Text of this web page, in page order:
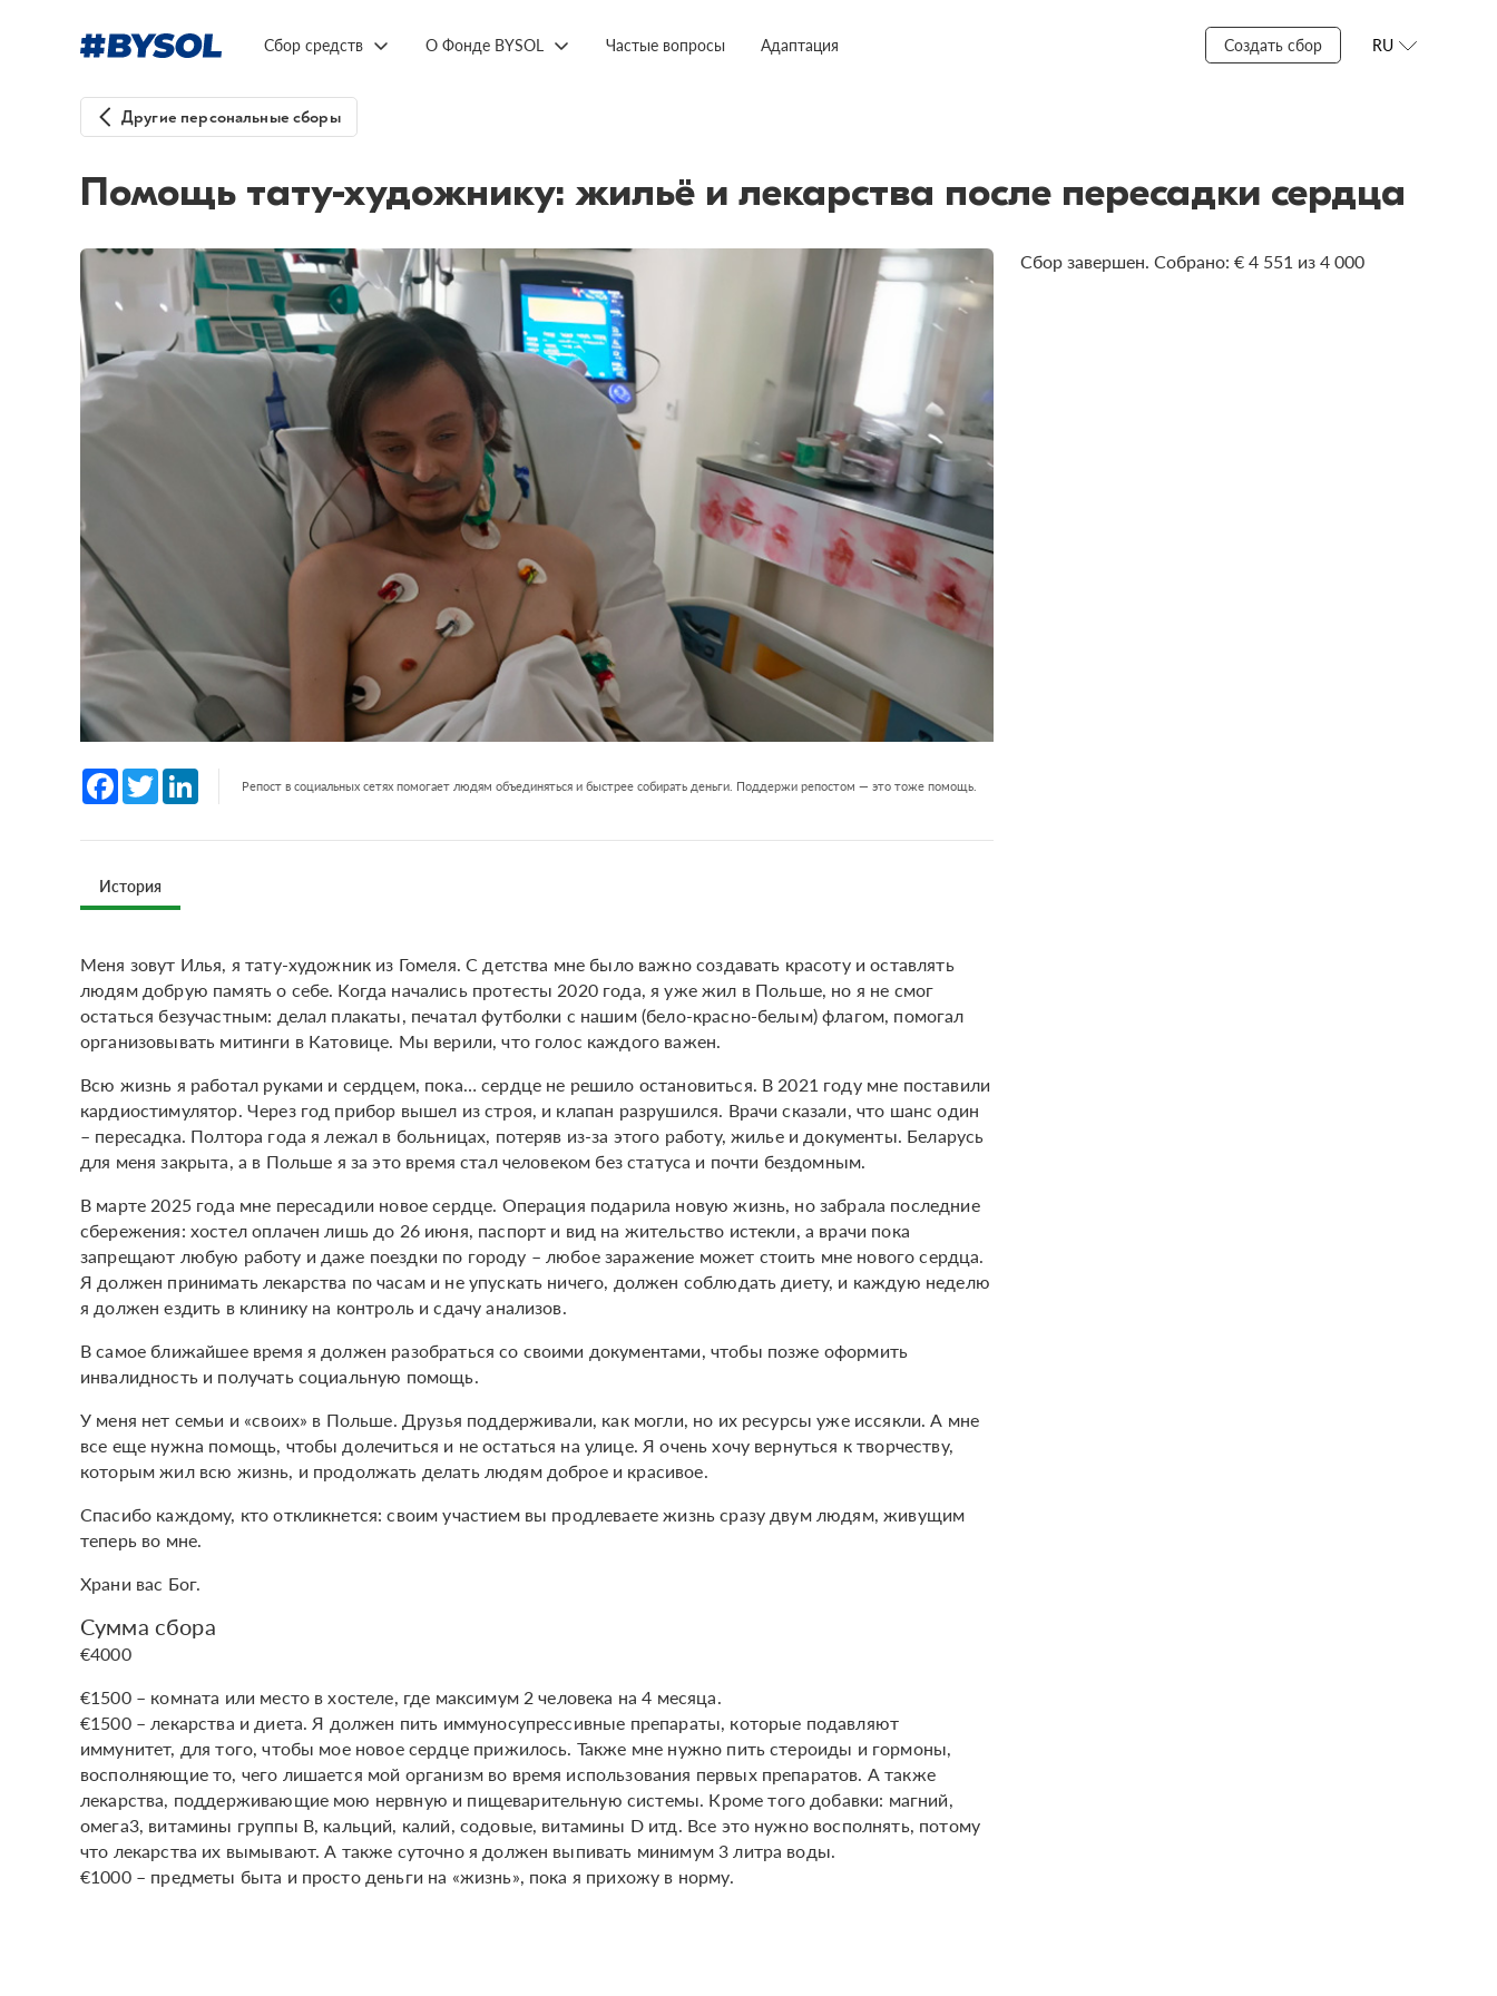
Сбор средств О Фонде BYSOL Частые вопросы Адаптация Создать сбор RU
Другие персональные сборы
Помощь тату-художнику: жильё и лекарства после пересадки сердца
Facebook
Twitter LinkedInРепост в социальных сетях помогает людям объединяться и быстрее собирать деньги. Поддержи репостом — это тоже помощь.
История
Меня зовут Илья, я тату-художник из Гомеля. С детства мне было важно создавать красоту и оставлять
людям добрую память о себе. Когда начались протесты 2020 года, я уже жил в Польше, но я не смог
остаться безучастным: делал плакаты, печатал футболки с нашим (бело-красно-белым) флагом, помогал
организовывать митинги в Катовице. Мы верили, что голос каждого важен.
Всю жизнь я работал руками и сердцем, пока… сердце не решило остановиться. В 2021 году мне поставили
кардиостимулятор. Через год прибор вышел из строя, и клапан разрушился. Врачи сказали, что шанс один
– пересадка. Полтора года я лежал в больницах, потеряв из-за этого работу, жилье и документы. Беларусь
для меня закрыта, а в Польше я за это время стал человеком без статуса и почти бездомным.
В марте 2025 года мне пересадили новое сердце. Операция подарила новую жизнь, но забрала последние
сбережения: хостел оплачен лишь до 26 июня, паспорт и вид на жительство истекли, а врачи пока
запрещают любую работу и даже поездки по городу – любое заражение может стоить мне нового сердца.
Я должен принимать лекарства по часам и не упускать ничего, должен соблюдать диету, и каждую неделю
я должен ездить в клинику на контроль и сдачу анализов.
В самое ближайшее время я должен разобраться со своими документами, чтобы позже оформить
инвалидность и получать социальную помощь.
У меня нет семьи и «своих» в Польше. Друзья поддерживали, как могли, но их ресурсы уже иссякли. А мне
все еще нужна помощь, чтобы долечиться и не остаться на улице. Я очень хочу вернуться к творчеству,
которым жил всю жизнь, и продолжать делать людям доброе и красивое.
Спасибо каждому, кто откликнется: своим участием вы продлеваете жизнь сразу двум людям, живущим
теперь во мне.
Храни вас Бог.
Сумма сбора
€4000
€1500 – комната или место в хостеле, где максимум 2 человека на 4 месяца.
€1500 – лекарства и диета. Я должен пить иммуносупрессивные препараты, которые подавляют
иммунитет, для того, чтобы мое новое сердце прижилось. Также мне нужно пить стероиды и гормоны,
восполняющие то, чего лишается мой организм во время использования первых препаратов. А также
лекарства, поддерживающие мою нервную и пищеварительную системы. Кроме того добавки: магний,
омега3, витамины группы B, кальций, калий, содовые, витамины D итд. Все это нужно восполнять, потому
что лекарства их вымывают. А также суточно я должен выпивать минимум 3 литра воды.
€1000 – предметы быта и просто деньги на «жизнь», пока я прихожу в норму.
Сбор завершен. Собрано: € 4 551 из 4 000